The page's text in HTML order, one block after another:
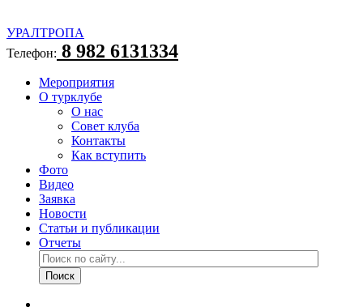
УРАЛТРОПА
Телефон: 8 982 6131334
Мероприятия
О турклубе
О нас
Совет клуба
Контакты
Как вступить
Фото
Видео
Заявка
Новости
Статьи и публикации
Отчеты